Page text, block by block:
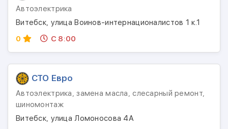
Автоэлектрика
Витебск, улица Воинов-интернационалистов 1 к.1
0
С 8:00
СТО Евро
Автоэлектрика, замена масла, слесарный ремонт,
шиномонтаж
Витебск, улица Ломоносова 4А